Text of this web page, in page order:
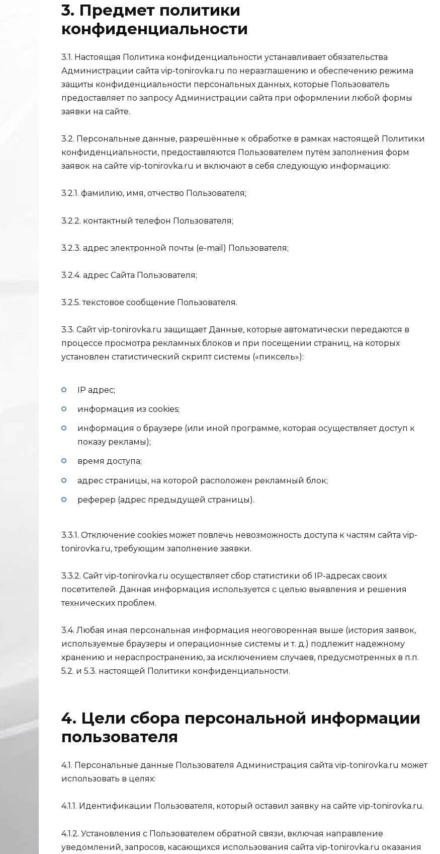
3. Предмет политики
конфиденциальности
3.1. Настоящая Политика конфиденциальности устанавливает обязательства
Администрации сайта vip-tonirovka.ru по неразглашению и обеспечению режима
защиты конфиденциальности персональных данных, которые Пользователь
предоставляет по запросу Администрации сайта при оформлении любой формы
заявки на сайте.
3.2. Персональные данные, разрешённые к обработке в рамках настоящей Политики
конфиденциальности, предоставляются Пользователем путём заполнения форм
заявок на сайте vip-tonirovka.ru и включают в себя следующую информацию:
3.2.1. фамилию, имя, отчество Пользователя;
3.2.2. контактный телефон Пользователя;
3.2.3. адрес электронной почты (e-mail) Пользователя;
3.2.4. адрес Сайта Пользователя;
3.2.5. текстовое сообщение Пользователя.
3.3. Сайт vip-tonirovka.ru защищает Данные, которые автоматически передаются в
процессе просмотра рекламных блоков и при посещении страниц, на которых
установлен статистический скрипт системы («пиксель»):
IP адрес;
информация из cookies;
информация о браузере (или иной программе, которая осуществляет доступ к
показу рекламы);
время доступа;
адрес страницы, на которой расположен рекламный блок;
реферер (адрес предыдущей страницы).
3.3.1. Отключение cookies может повлечь невозможность доступа к частям сайта vip-
tonirovka.ru, требующим заполнение заявки.
3.3.2. Сайт vip-tonirovka.ru осуществляет сбор статистики об IP-адресах своих
посетителей. Данная информация используется с целью выявления и решения
технических проблем.
3.4. Любая иная персональная информация неоговоренная выше (история заявок,
используемые браузеры и операционные системы и т. д.) подлежит надежному
хранению и нераспространению, за исключением случаев, предусмотренных в п.п.
5.2. и 5.3. настоящей Политики конфиденциальности.
4. Цели сбора персональной информации
пользователя
4.1. Персональные данные Пользователя Администрация сайта vip-tonirovka.ru может
использовать в целях:
4.1.1. Идентификации Пользователя, который оставил заявку на сайте vip-tonirovka.ru.
4.1.2. Установления с Пользователем обратной связи, включая направление
уведомлений, запросов, касающихся использования сайта vip-tonirovka.ru оказания